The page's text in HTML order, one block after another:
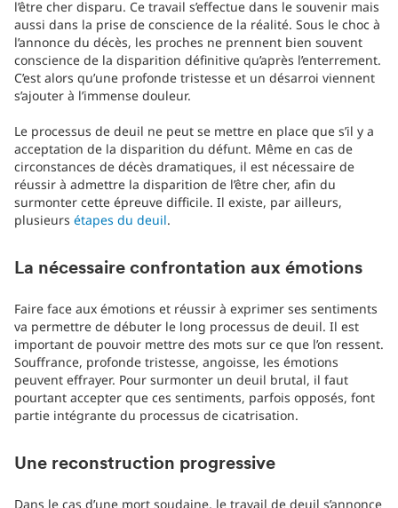
l’être cher disparu. Ce travail s’effectue dans le souvenir mais
aussi dans la prise de conscience de la réalité. Sous le choc à
l’annonce du décès, les proches ne prennent bien souvent
conscience de la disparition définitive qu’après l’enterrement.
C’est alors qu’une profonde tristesse et un désarroi viennent
s’ajouter à l’immense douleur.
Le processus de deuil ne peut se mettre en place que s’il y a
acceptation de la disparition du défunt. Même en cas de
circonstances de décès dramatiques, il est nécessaire de
réussir à admettre la disparition de l’être cher, afin du
surmonter cette épreuve difficile. Il existe, par ailleurs,
plusieurs étapes du deuil.
La nécessaire confrontation aux émotions
Faire face aux émotions et réussir à exprimer ses sentiments
va permettre de débuter le long processus de deuil. Il est
important de pouvoir mettre des mots sur ce que l’on ressent.
Souffrance, profonde tristesse, angoisse, les émotions
peuvent effrayer. Pour surmonter un deuil brutal, il faut
pourtant accepter que ces sentiments, parfois opposés, font
partie intégrante du processus de cicatrisation.
Une reconstruction progressive
Dans le cas d’une mort soudaine, le travail de deuil s’annonce